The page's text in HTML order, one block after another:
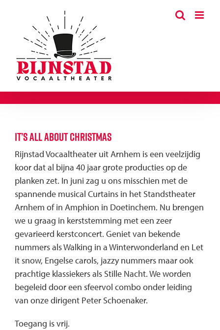
It’s all about Christmas
Rijnstad Vocaaltheater uit Arnhem is een veelzijdig
koor dat al bijna 40 jaar grote producties op de
planken zet. In juni zag u ons misschien met de
spannende musical Curtains in het Standstheater
Arnhem of in Amphion in Doetinchem. Nu brengen
we u graag in kerststemming met een zeer
gevarieerd kerstconcert. Geniet van bekende
nummers als Walking in a Winterwonderland en Let
it snow, Engelse carols, jazzy nummers maar ook
prachtige klassiekers als Stille Nacht. We worden
begeleid door een sfeervol combo onder leiding
van onze dirigent Peter Schoenaker.
Toegang is vrij.